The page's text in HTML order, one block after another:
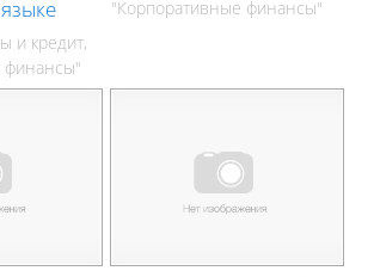
и кредит,
финансы"
"Корпоративные финансы"